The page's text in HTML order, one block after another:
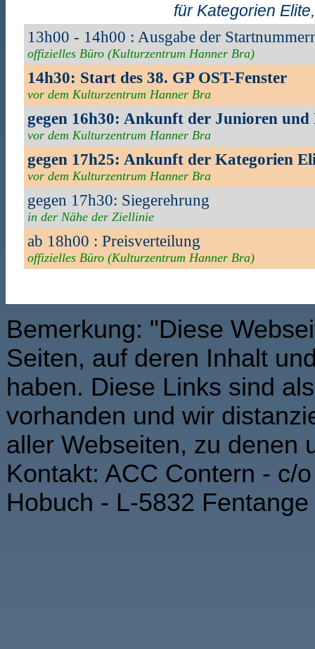
für Kategorien
13h00 - 14h00 : Ausgabe der
offizielles Büro (Kulturzentrum Hanner Bra)
14h30: Start des 38. GP OST-Fenster
vor dem Kulturzentrum Hanner Bra
gegen 16h30: Ankunft der Junioren und
vor dem Kulturzentrum Hanner Bra
gegen 17h25: Ankunft der Kategorien
vor dem Kulturzentrum Hanner Bra
gegen 17h30: Siegerehrung
in der Nähe der Ziellinie
ab 18h00 : Preisverteilung
offizielles Büro (Kulturzentrum Hanner Bra)
Bemerkung: "Diese
Seiten, auf deren Inhalt
haben. Diese Links sind
vorhanden und wir
aller Webseiten, zu denen
Kontakt: ACC Contern - c/
Hobuch - L-5832